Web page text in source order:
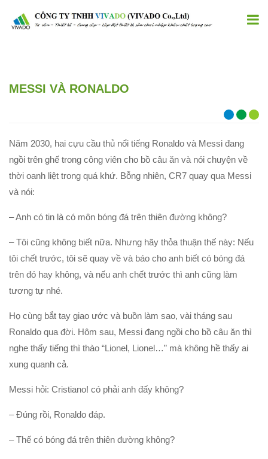
MESSI VÀ RONALDO
Năm 2030, hai cựu cầu thủ nổi tiếng Ronaldo và Messi đang
ngồi trên ghế trong công viên cho bồ câu ăn và nói chuyện về
thời oanh liệt trong quá khứ. Bỗng nhiên, CR7 quay qua Messi
và nói:
– Anh có tin là có môn bóng đá trên thiên đường không?
– Tôi cũng không biết nữa. Nhưng hãy thỏa thuận thế này: Nếu
tôi chết trước, tôi sẽ quay về và báo cho anh biết có bóng đá
trên đó hay không, và nếu anh chết trước thì anh cũng làm
tương tự nhé.
Họ cùng bắt tay giao ước và buồn làm sao, vài tháng sau
Ronaldo qua đời. Hôm sau, Messi đang ngồi cho bồ câu ăn thì
nghe thấy tiếng thì thào “Lionel, Lionel…” mà không hề thấy ai
xung quanh cả.
Messi hỏi: Cristiano! có phải anh đấy không?
– Đúng rồi, Ronaldo đáp.
– Thế có bóng đá trên thiên đường không?